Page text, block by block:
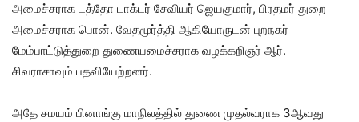
அமைச்சராக டத்தோ டாக்டர் சேவியர் ஜெயகுமார், பிரதமர் துறை
அமைச்சராக பொன். வேதமூர்த்தி ஆகியோருடன் புறநகர்
மேம்பாட்டுத்துறை துணையமைச்சராக வழக்கறிஞர் ஆர்.
சிவராசாவும் பதவியேற்றனர்.
அதே சமயம் பினாங்கு மாநிலத்தில் துணை முதல்வராக 3ஆவது